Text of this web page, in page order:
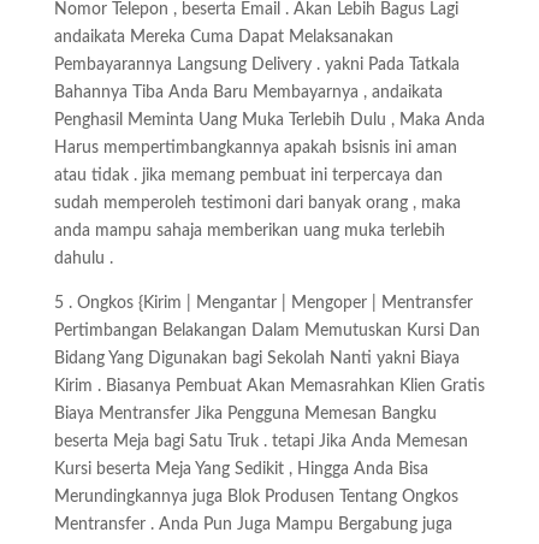
Nomor Telepon , beserta Email . Akan Lebih Bagus Lagi
andaikata Mereka Cuma Dapat Melaksanakan
Pembayarannya Langsung Delivery . yakni Pada Tatkala
Bahannya Tiba Anda Baru Membayarnya , andaikata
Penghasil Meminta Uang Muka Terlebih Dulu , Maka Anda
Harus mempertimbangkannya apakah bsisnis ini aman
atau tidak . jika memang pembuat ini terpercaya dan
sudah memperoleh testimoni dari banyak orang , maka
anda mampu sahaja memberikan uang muka terlebih
dahulu .
5 . Ongkos {Kirim | Mengantar | Mengoper | Mentransfer
Pertimbangan Belakangan Dalam Memutuskan Kursi Dan
Bidang Yang Digunakan bagi Sekolah Nanti yakni Biaya
Kirim . Biasanya Pembuat Akan Memasrahkan Klien Gratis
Biaya Mentransfer Jika Pengguna Memesan Bangku
beserta Meja bagi Satu Truk . tetapi Jika Anda Memesan
Kursi beserta Meja Yang Sedikit , Hingga Anda Bisa
Merundingkannya juga Blok Produsen Tentang Ongkos
Mentransfer . Anda Pun Juga Mampu Bergabung juga